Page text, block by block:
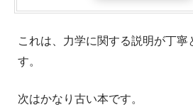
これは、力学に関する説明が丁寧
す。
次はかなり古い本です。